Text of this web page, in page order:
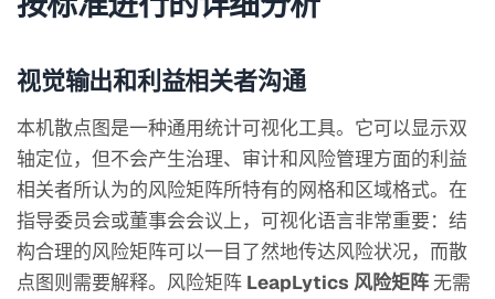
视觉输出和利益相关者沟通
本机散点图是一种通用统计可视化工具。它可以显示双
轴定位，但不会产生治理、审计和风险管理方面的利益
相关者所认为的风险矩阵所特有的网格和区域格式。在
指导委员会或董事会会议上，可视化语言非常重要：结
构合理的风险矩阵可以一目了然地传达风险状况，而散
点图则需要解释。风险矩阵 LeapLytics 风险矩阵 无需